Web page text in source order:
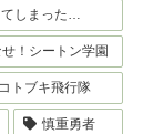
てしまった…
！シートン学園
トブキ飛行隊
慎重勇者